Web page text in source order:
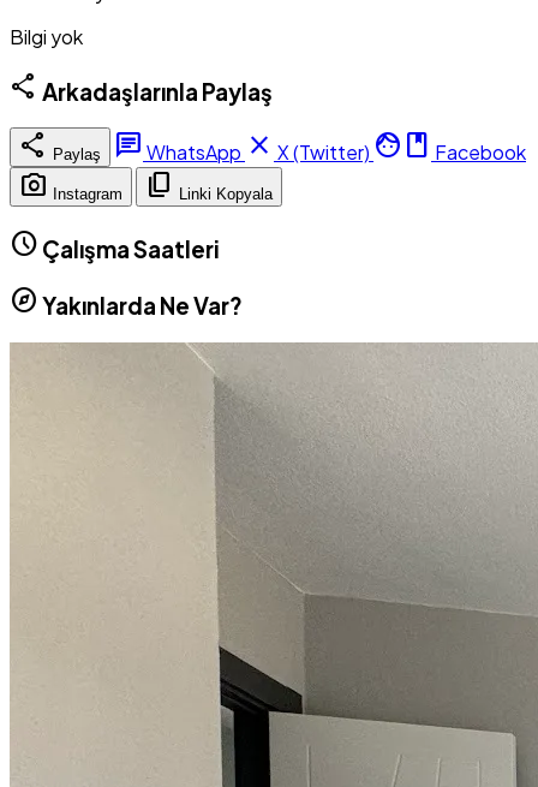
Bilgi yok
share Arkadaşlarınla Paylaş
share Paylaş chat WhatsApp close X (Twitter) facebook Facebook
photo_camera Instagram content_copy Linki Kopyala
schedule Çalışma Saatleri
explore Yakınlarda Ne Var?